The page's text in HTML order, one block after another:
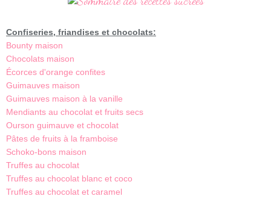
Confiseries, friandises et chocolats:
Bounty maison
Chocolats maison
Écorces d'orange confites
Guimauves maison
Guimauves maison à la vanille
Mendiants au chocolat et fruits secs
Ourson guimauve et chocolat
Pâtes de fruits à la framboise
Schoko-bons maison
Truffes au chocolat
Truffes au chocolat blanc et coco
Truffes au chocolat et caramel